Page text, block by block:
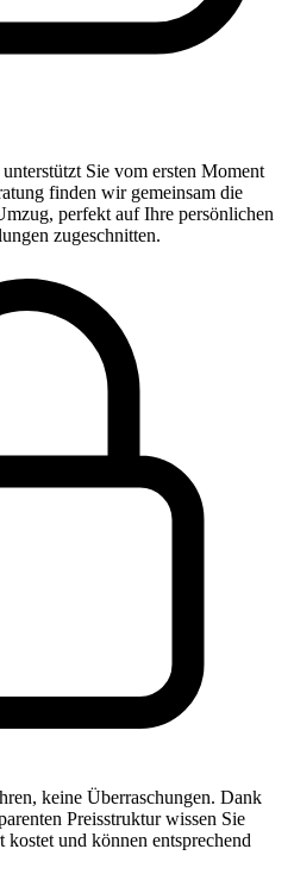
Sie vom ersten Moment
finden wir gemeinsam die
perfekt auf Ihre persönlichen
zugeschnitten.
keine Überraschungen. Dank
Preisstruktur wissen Sie
kostet und können entsprechend